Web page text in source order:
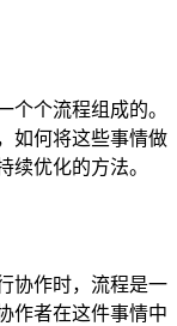
个个流程组成的。
如何将这些事情做
续优化的方法。
协作时，流程是一
作者在这件事情中